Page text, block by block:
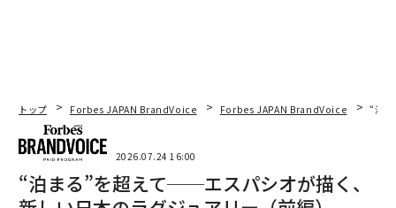
トップ Forbes JAPAN BrandVoice Forbes JAPAN BrandVoice “泊
2026.07.24 16:00
“泊まる”を超えて──エスパシオが描く、